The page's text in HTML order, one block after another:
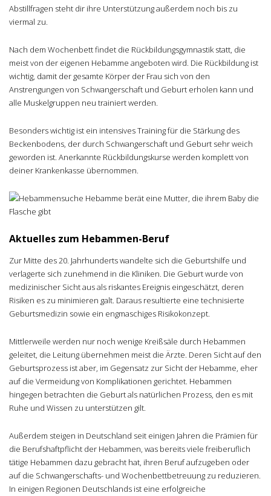
Abstillfragen steht dir ihre Unterstützung außerdem noch bis zu
viermal zu.
Nach dem Wochenbett findet die Rückbildungsgymnastik statt, die
meist von der eigenen Hebamme angeboten wird. Die Rückbildung ist
wichtig, damit der gesamte Körper der Frau sich von den
Anstrengungen von Schwangerschaft und Geburt erholen kann und
alle Muskelgruppen neu trainiert werden.
Besonders wichtig ist ein intensives Training für die Stärkung des
Beckenbodens, der durch Schwangerschaft und Geburt sehr weich
geworden ist. Anerkannte Rückbildungskurse werden komplett von
deiner Krankenkasse übernommen.
Aktuelles zum Hebammen-Beruf
Zur Mitte des 20. Jahrhunderts wandelte sich die Geburtshilfe und
verlagerte sich zunehmend in die Kliniken. Die Geburt wurde von
medizinischer Sicht aus als riskantes Ereignis eingeschätzt, deren
Risiken es zu minimieren galt. Daraus resultierte eine technisierte
Geburtsmedizin sowie ein engmaschiges Risikokonzept.
Mittlerweile werden nur noch wenige Kreißsäle durch Hebammen
geleitet, die Leitung übernehmen meist die Ärzte. Deren Sicht auf den
Geburtsprozess ist aber, im Gegensatz zur Sicht der Hebamme, eher
auf die Vermeidung von Komplikationen gerichtet. Hebammen
hingegen betrachten die Geburt als natürlichen Prozess, den es mit
Ruhe und Wissen zu unterstützen gilt.
Außerdem steigen in Deutschland seit einigen Jahren die Prämien für
die Berufshaftpflicht der Hebammen, was bereits viele freiberuflich
tätige Hebammen dazu gebracht hat, ihren Beruf aufzugeben oder
auf die Schwangerschafts- und Wochenbettbetreuung zu reduzieren.
In einigen Regionen Deutschlands ist eine erfolgreiche